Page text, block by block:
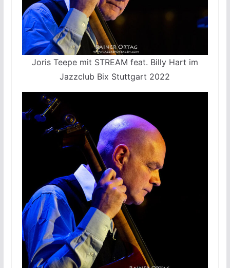
Joris Teepe mit STREAM feat. Billy Hart im
Jazzclub Bix Stuttgart 2022